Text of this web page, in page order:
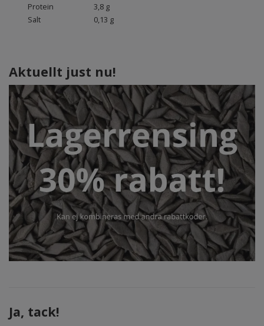
Aktuellt just nu!
Ja, tack!
Protein
3,8 g
Salt
0,13 g